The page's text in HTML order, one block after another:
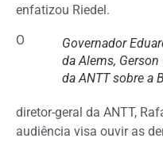
enfatizou Riedel.
Governador
da Alems,
da ANTT sobre a
O
diretor-geral da ANTT,
audiência visa ouvir as